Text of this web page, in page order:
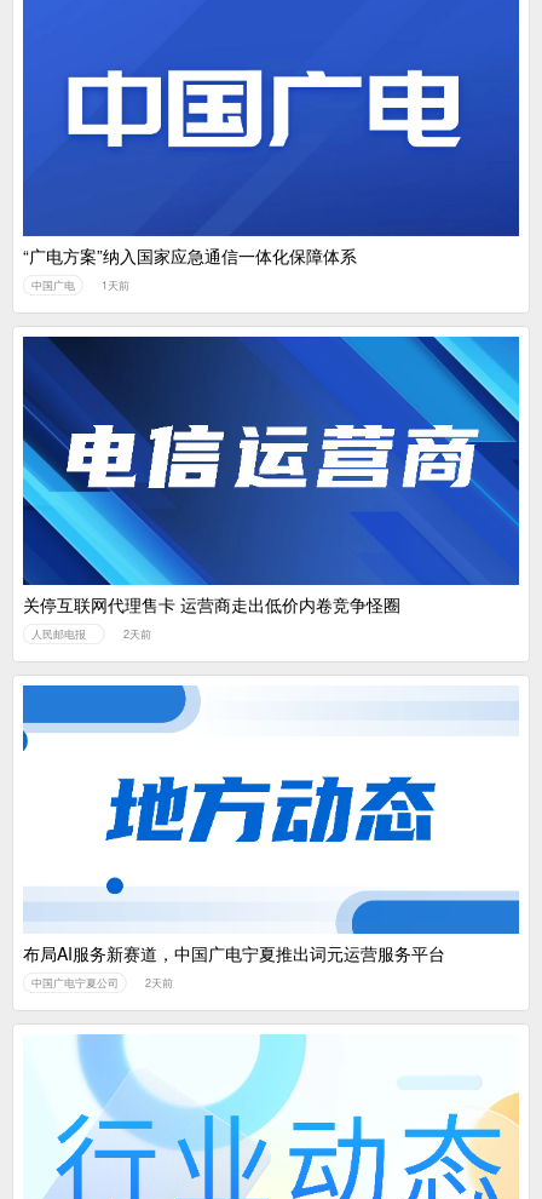
“广电方案”纳入国家应急通信一体化保障体系
中国广电 1天前
关停互联网代理售卡 运营商走出低价内卷竞争怪圈
人民邮电报 2天前
布局AI服务新赛道，中国广电宁夏推出词元运营服务平台
中国广电宁夏公司 2天前